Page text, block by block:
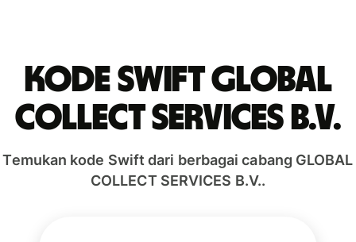
Kode Swift GLOBAL
COLLECT SERVICES B.V.
Temukan kode Swift dari berbagai cabang GLOBAL
COLLECT SERVICES B.V..